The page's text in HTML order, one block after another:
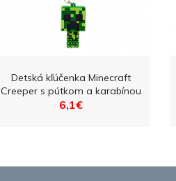
Detská kľúčenka Minecraft
Creeper s pútkom a karabínou
6,1€